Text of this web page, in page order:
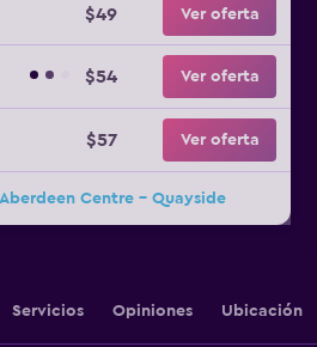
$49 Ver oferta
$54 Ver oferta
$57 Ver oferta
Centre - Quayside
Servicios Opiniones Ubicación